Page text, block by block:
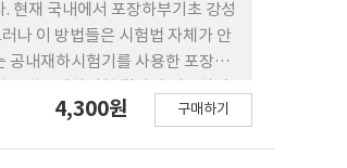
현재 국내에서 포장하부기초 강성
나 이 방법들은 시험법 자체가 안
공내재하시험기를 사용한 포장하
유효한 상관도를 설정할 수 있었
4,300원 구매하기